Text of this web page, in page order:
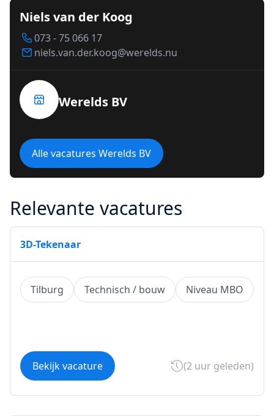
Niels van der Koog
073 - 75 066 17
niels.van.der.koog@werelds.nu
Werelds BV
Alle vacatures Werelds BV
Relevante vacatures
3D-Tekenaar
Tilburg Technisch / bouw Niveau MBO
Bekijk vacature (2 uur geleden)